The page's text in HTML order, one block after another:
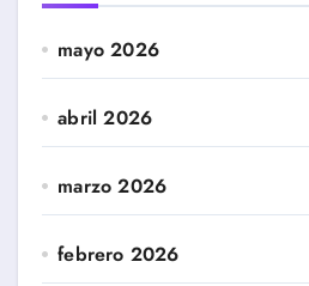
mayo 2026
abril 2026
marzo 2026
febrero 2026